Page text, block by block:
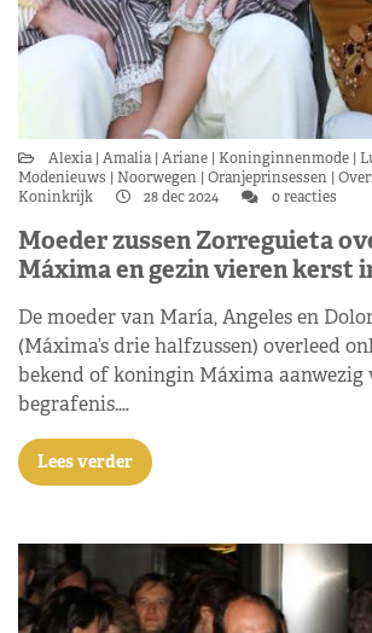
Alexia Amalia Ariane Koninginnenmode
Modenieuws
Noorwegen Oranjeprinsessen
Koninkrijk
28 dec 2024 0 reacties
Moeder zussen Zorreguieta
Máxima en gezin vieren kerst
De moeder van María, Angeles en
(Máxima’s drie halfzussen) overleed
bekend of koningin Máxima aanwezig
begrafenis.…
Lees verder